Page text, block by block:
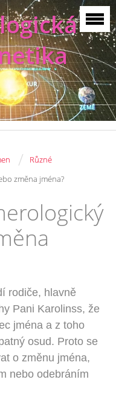
/ Různé
změna jména?
rodiče, hlavně
Pani Karolinss, že
jména a z toho
osud. Proto se
o změnu jména,
nebo odebráním